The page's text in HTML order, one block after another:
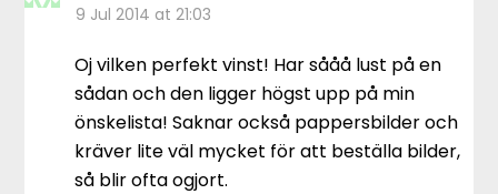
9 Jul 2014 at 21:03
Oj vilken perfekt vinst! Har sååå lust på en
sådan och den ligger högst upp på min
önskelista! Saknar också pappersbilder och
kräver lite väl mycket för att beställa bilder,
så blir ofta ogjort.